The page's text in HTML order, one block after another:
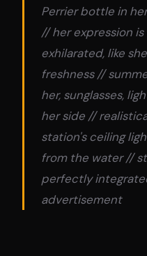
Perrier bottle in
// her expression
exhilarated, like
freshness //
her, sunglasses,
her side //
station's ceiling
from the water //
perfectly
advertisement